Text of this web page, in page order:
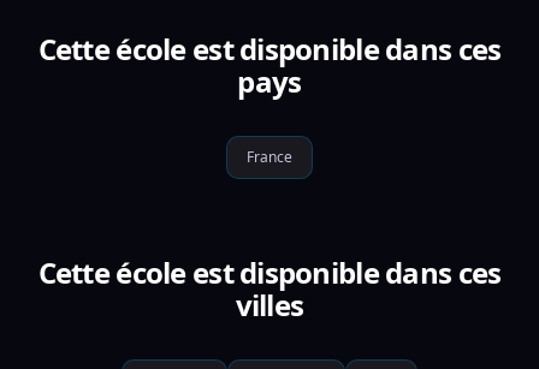
Cette école est disponible dans ces
pays
France
Cette école est disponible dans ces
villes